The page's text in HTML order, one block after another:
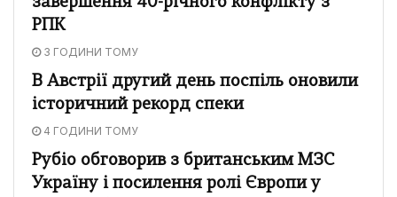
РПК
3 ГОДИНИ ТОМУ
В Австрії другий день поспіль оновили
історичний рекорд спеки
4 ГОДИНИ ТОМУ
Рубіо обговорив з британським МЗС
Україну і посилення ролі Європи у